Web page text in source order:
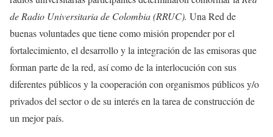
de Radio Universitaria de Colombia (RRUC). Una Red de
buenas voluntades que tiene como misión propender por el
fortalecimiento, el desarrollo y la integración de las emisoras que
forman parte de la red, así como de la interlocución con sus
diferentes públicos y la cooperación con organismos públicos y/o
privados del sector o de su interés en la tarea de construcción de
un mejor país.